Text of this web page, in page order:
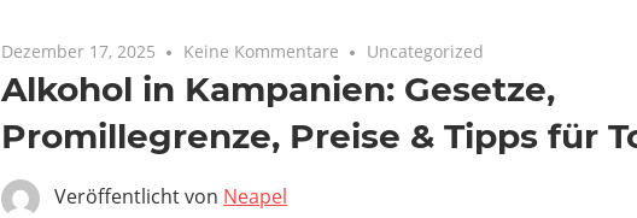
Dezember 17, 2025 Keine Kommentare Uncategorized
Alkohol in Kampanien: Gesetze,
Promillegrenze, Preise & Tipps für
Veröffentlicht von Neapel